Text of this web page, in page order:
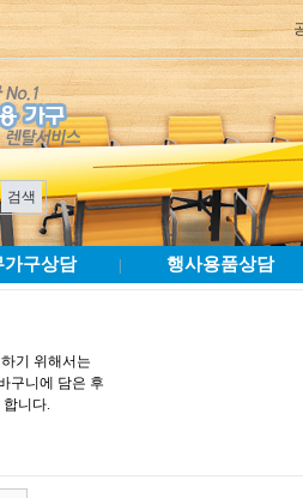
가구상담 행사용품상담
기 위해서는
구니에 담은 후
니다.